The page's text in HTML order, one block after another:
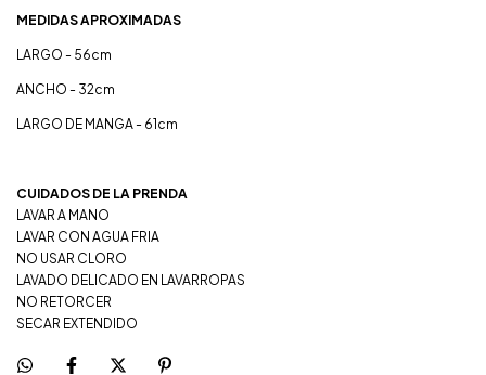
MEDIDAS APROXIMADAS
LARGO - 56cm
ANCHO - 32cm
LARGO DE MANGA - 61cm
CUIDADOS DE LA PRENDA
LAVAR A MANO
LAVAR CON AGUA FRIA
NO USAR CLORO
LAVADO DELICADO EN LAVARROPAS
NO RETORCER
SECAR EXTENDIDO